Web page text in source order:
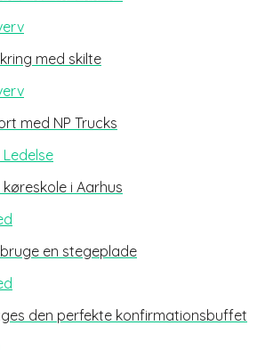
med skilte
med NP Trucks
i Aarhus
en stegeplade
den perfekte konfirmationsbuffet